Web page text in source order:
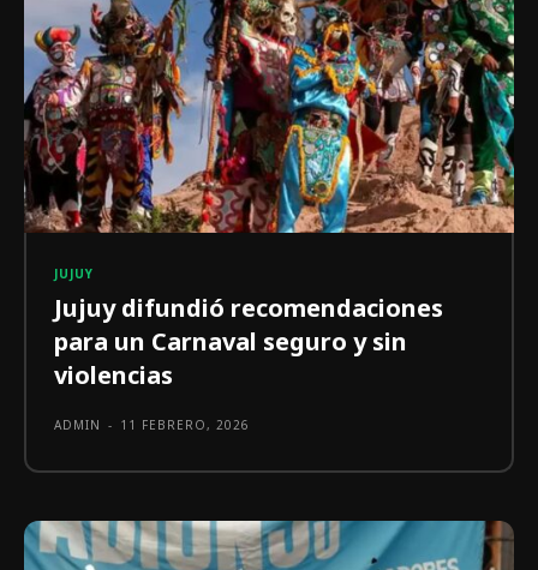
JUJUY
Jujuy difundió recomendaciones
para un Carnaval seguro y sin
violencias
ADMIN - 11 FEBRERO, 2026